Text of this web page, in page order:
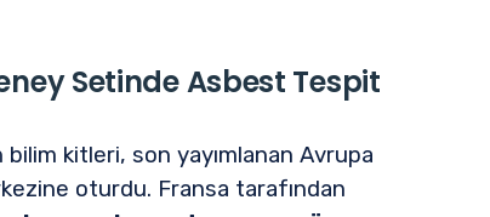
Setinde Asbest Tespit
kitleri, son yayımlanan Avrupa
oturdu. Fransa tarafından